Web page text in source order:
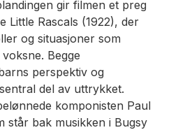
gir filmen et preg
Little Rascals (1922), der
og situasjoner som
Begge
perspektiv og
del av uttrykket.
komponisten Paul
står bak musikken i Bugsy